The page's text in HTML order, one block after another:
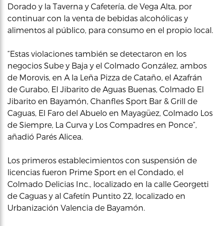
Dorado y la Taverna y Cafetería, de Vega Alta, por
continuar con la venta de bebidas alcohólicas y
alimentos al público, para consumo en el propio local.
“Estas violaciones también se detectaron en los
negocios Sube y Baja y el Colmado González, ambos
de Morovis, en A la Leña Pizza de Cataño, el Azafrán
de Gurabo, El Jibarito de Aguas Buenas, Colmado El
Jibarito en Bayamón, Chanfles Sport Bar & Grill de
Caguas, El Faro del Abuelo en Mayagüez, Colmado Los
de Siempre, La Curva y Los Compadres en Ponce”,
añadió Parés Alicea.
Los primeros establecimientos con suspensión de
licencias fueron Prime Sport en el Condado, el
Colmado Delicias Inc., localizado en la calle Georgetti
de Caguas y al Cafetín Puntito 22, localizado en
Urbanización Valencia de Bayamón.